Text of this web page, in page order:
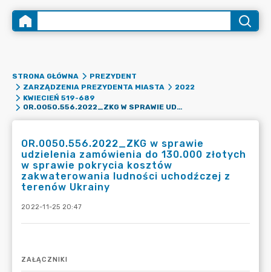
STRONA GŁÓWNA
PREZYDENT
ZARZĄDZENIA PREZYDENTA MIASTA
2022
KWIECIEŃ 519-689
OR.0050.556.2022_ZKG W SPRAWIE UDZIELENIA ZAMÓWIENIA DO 130.000 ZŁOTYCH W SPRAWIE POKRYCIA KOSZTÓW ZAKWATEROWANIA LUDNOŚCI UCHODŹCZEJ Z TERENÓW UKRAINY
OR.0050.556.2022_ZKG w sprawie
udzielenia zamówienia do 130.000 złotych
w sprawie pokrycia kosztów
zakwaterowania ludności uchodźczej z
terenów Ukrainy
2022-11-25 20:47
ZAŁĄCZNIKI